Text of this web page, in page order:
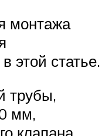
монтажа
этой статье.
трубы,
мм,